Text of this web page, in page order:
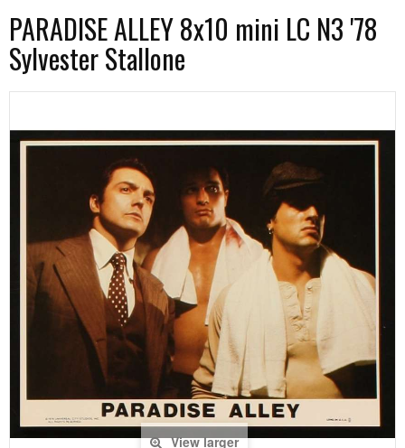
PARADISE ALLEY 8x10 mini LC N3 '78
Sylvester Stallone
View larger